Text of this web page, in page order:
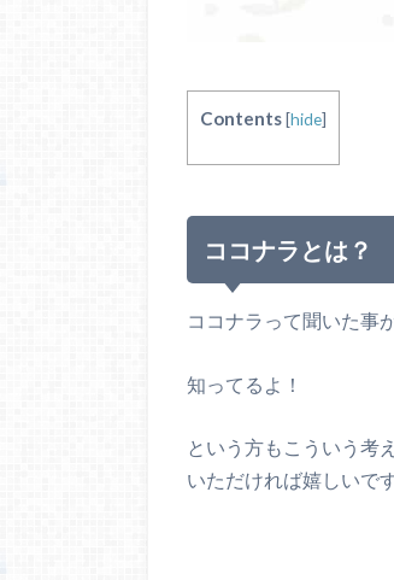
Contents[hide]
ココナラとは？
ココナラって聞いた事
知ってるよ！
という方もこういう考
いただければ嬉しいです